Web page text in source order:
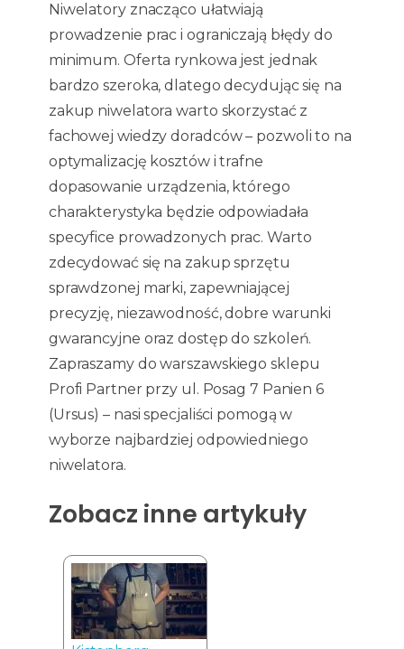
Niwelatory znacząco ułatwiają
prowadzenie prac i ograniczają błędy do
minimum. Oferta rynkowa jest jednak
bardzo szeroka, dlatego decydując się na
zakup niwelatora warto skorzystać z
fachowej wiedzy doradców – pozwoli to na
optymalizację kosztów i trafne
dopasowanie urządzenia, którego
charakterystyka będzie odpowiadała
specyfice prowadzonych prac. Warto
zdecydować się na zakup sprzętu
sprawdzonej marki, zapewniającej
precyzję, niezawodność, dobre warunki
gwarancyjne oraz dostęp do szkoleń.
Zapraszamy do warszawskiego sklepu
Profi Partner przy ul. Posag 7 Panien 6
(Ursus) – nasi specjaliści pomogą w
wyborze najbardziej odpowiedniego
niwelatora.
Zobacz inne artykuły